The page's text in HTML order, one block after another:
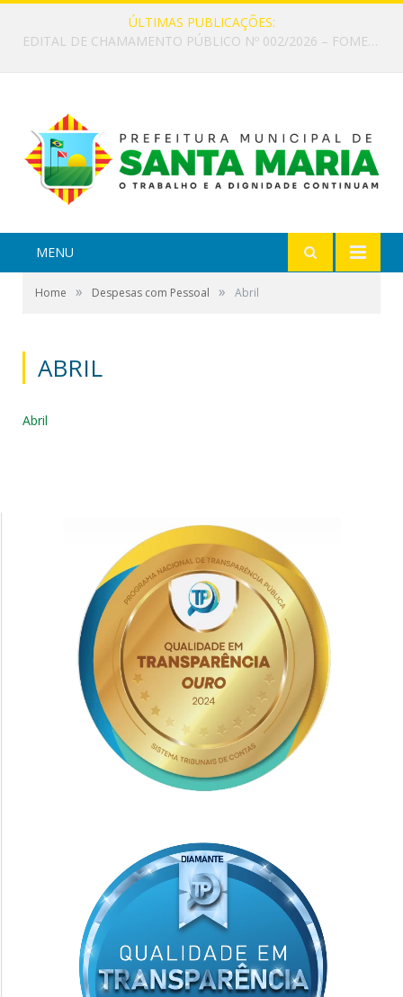
ÚLTIMAS PUBLICAÇÕES:
EDITAL DE CHAMAMENTO PÚBLICO Nº 002/2026 – FOMENTO À EXECUÇÃO DE AÇÕES CULTURAIS
MENU
Home » Despesas com Pessoal » Abril
ABRIL
Abril